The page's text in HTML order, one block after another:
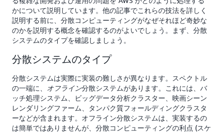
かについて説明しています。他の記事でこれらの技法を詳しく
説明する前に、分散コンピューティングがなぜそれほど奇妙な
のかを説明する概念を確認するのがよいでしょう。まず、分散
システムのタイプを確認しましょう。
分散システムのタイプ
分散システムは実際に実装の難しさが異なります。スペクトル
の一端に、
オフライン分散システムがあります。これには、バ
ッチ処理システム、ビッグデータ分析クラスター、映画シーン
レンダリングファーム、タンパク質フォールディングクラスタ
ーなどが含まれます。オフライン分散システムは、実装するの
は簡単ではありませんが、分散コンピューティングの利点 (スケ